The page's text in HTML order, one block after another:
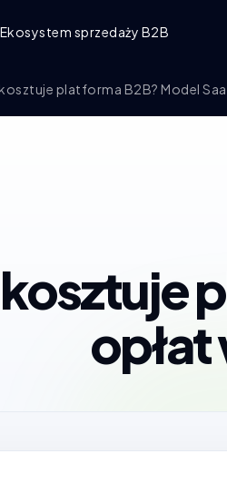
Ekosystem sprzedaży B2B
platforma B2B? Model